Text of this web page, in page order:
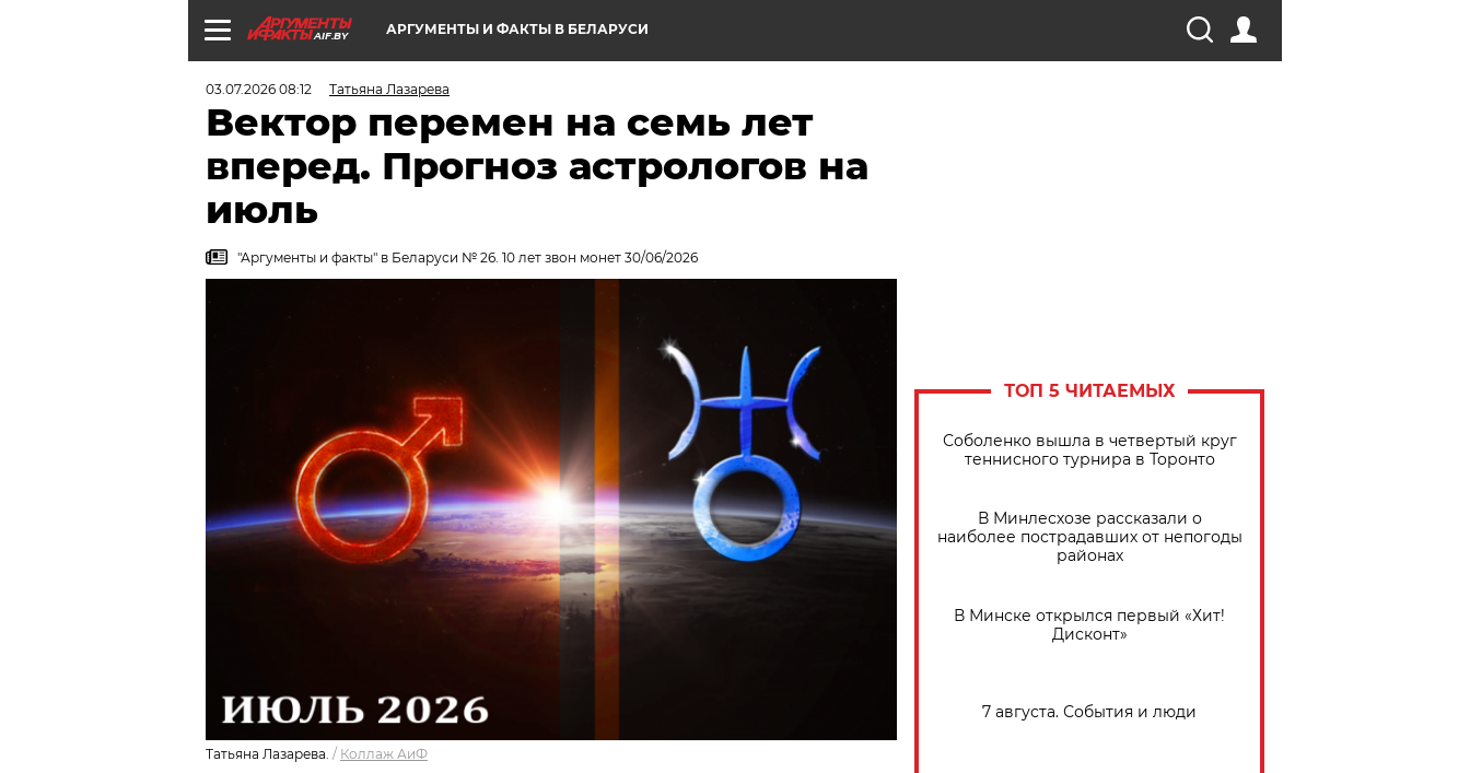
AIF.BY АРГУМЕНТЫ И ФАКТЫ В БЕЛАРУСИ
03.07.2026 08:12 Татьяна Лазарева
Вектор перемен на семь лет
вперед. Прогноз астрологов на
июль
"Аргументы и факты" в Беларуси № 26. 10 лет звон монет 30/06/2026
Татьяна Лазарева. / Коллаж АиФ
ТОП 5 ЧИТАЕМЫХ
Соболенко вышла в четвертый круг
теннисного турнира в Торонто
В Минлесхозе рассказали о
наиболее пострадавших от непогоды
районах
В Минске открылся первый «Хит!
Дисконт»
7 августа. События и люди